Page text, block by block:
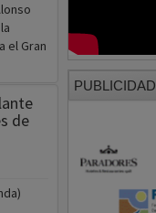
el Gran
de
PUBLICIDAD